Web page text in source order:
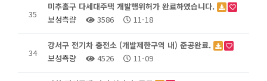
35
미추홀구 다세대주택 개발행위허가 완료하였습니다.
보성측량
3586 11-18
34
강서구 전기차 충전소 (개발제한구역 내) 준공완료.
보성측량
4526 11-09